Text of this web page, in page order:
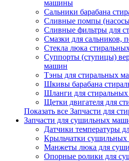
машины
Сальники барабана
Сливные помпы
Сливные фильтры для
Смазки для сальников,
Стекла люка
Суппорты (ступицы)
машин
Тэны для стиральных
Шкивы барабана
Шланги для
Щетки двигателя для
Показать все Запчасти для
Запчасти для сушильных
Датчики температуры
Крыльчатки
Манжеты люка для
Опорные ролики для